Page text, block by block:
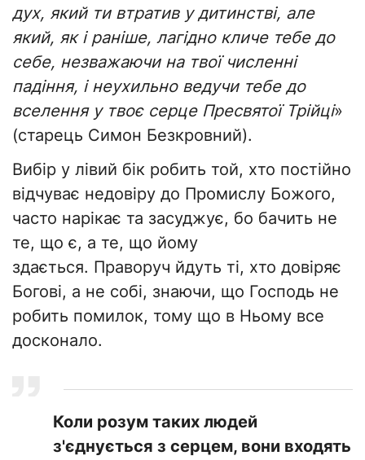
дух, який ти втратив у дитинстві, але
який, як і раніше, лагідно кличе тебе до
себе, незважаючи на твої численні
падіння, і неухильно ведучи тебе до
вселення у твоє серце Пресвятої Трійці»
(старець Симон Безкровний).
Вибір у лівий бік робить той, хто постійно
відчуває недовіру до Промислу Божого,
часто нарікає та засуджує, бо бачить не
те, що є, а те, що йому
здається. Праворуч йдуть ті, хто довіряє
Богові, а не собі, знаючи, що Господь не
робить помилок, тому що в Ньому все
досконало.
Коли розум таких людей
з'єднується з серцем, вони входять